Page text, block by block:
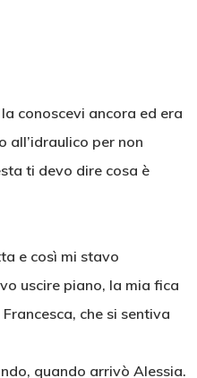
conoscevi ancora ed era
all’idraulico per non
ti devo dire cosa è
e così mi stavo
uscire piano, la mia fica
che si sentiva
quando arrivò Alessia.